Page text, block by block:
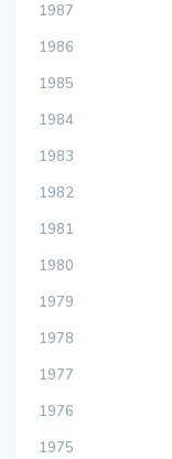
1987
1986
1985
1984
1983
1982
1981
1980
1979
1978
1977
1976
1975